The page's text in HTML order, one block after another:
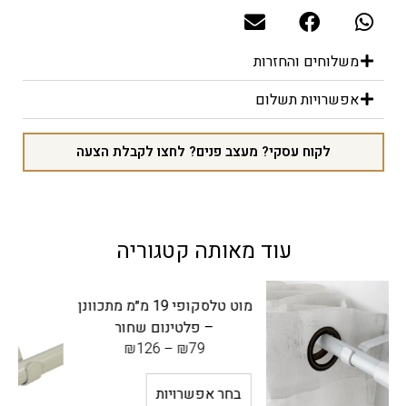
משלוחים והחזרות
אפשרויות תשלום
לקוח עסקי? מעצב פנים? לחצו לקבלת הצעה
עוד מאותה קטגוריה
מוט טלסקופי 19 מ״מ מתכוונן
– פלטינום שחור
₪79
–
126
בחר אפשרויות